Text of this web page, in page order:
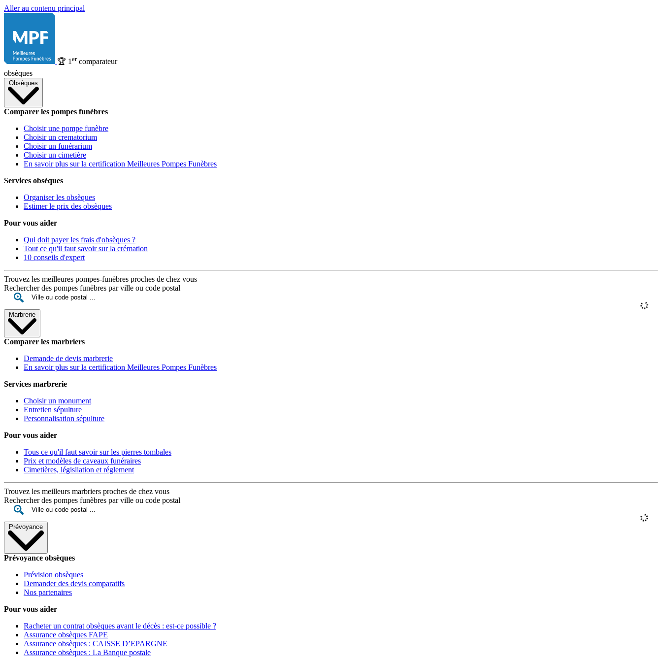
Aller au contenu principal
🏆 1 ercomparateur
obsèques
Obsèques
Comparer les pompes funèbres
Choisir une pompe funèbre
Choisir un crematorium
Choisir un funérarium
Choisir un cimetière
En savoir plus sur la certification Meilleures Pompes Funèbres
Services obsèques
Organiser les obsèques
Estimer le prix des obsèques
Pour vous aider
Qui doit payer les frais d'obsèques ?
Tout ce qu'il faut savoir sur la crémation
10 conseils d'expert
Trouvez les meilleures pompes-funèbres proches de chez vous
Rechercher des pompes funèbres par ville ou code postal
Marbrerie
Comparer les marbriers
Demande de devis marbrerie
En savoir plus sur la certification Meilleures Pompes Funèbres
Services marbrerie
Choisir un monument
Entretien sépulture
Personnalisation sépulture
Pour vous aider
Tous ce qu'il faut savoir sur les pierres tombales
Prix et modèles de caveaux funéraires
Cimetières, législiation et réglement
Trouvez les meilleurs marbriers proches de chez vous
Rechercher des pompes funèbres par ville ou code postal
Prévoyance
Prévoyance obsèques
Prévision obsèques
Demander des devis comparatifs
Nos partenaires
Pour vous aider
Racheter un contrat obsèques avant le décès : est-ce possible ?
Assurance obsèques FAPE
Assurance obsèques : CAISSE D’EPARGNE
Assurance obsèques : La Banque postale